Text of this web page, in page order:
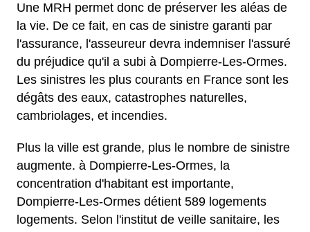
Une MRH permet donc de préserver les aléas de
la vie. De ce fait, en cas de sinistre garanti par
l'assurance, l'asseureur devra indemniser l'assuré
du préjudice qu'il a subi à Dompierre-Les-Ormes.
Les sinistres les plus courants en France sont les
dégâts des eaux, catastrophes naturelles,
cambriolages, et incendies.
Plus la ville est grande, plus le nombre de sinistre
augmente. à Dompierre-Les-Ormes, la
concentration d'habitant est importante,
Dompierre-Les-Ormes détient 589 logements
logements. Selon l'institut de veille sanitaire, les